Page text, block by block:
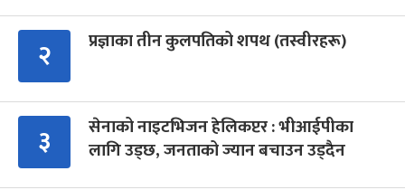
२ प्रज्ञाका तीन कुलपतिको शपथ (तस्वीरहरू)
३
सेनाको नाइटभिजन हेलिकप्टर : भीआईपीका
लागि उड्छ, जनताको ज्यान बचाउन उड्दैन